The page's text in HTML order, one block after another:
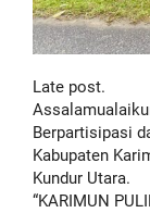
Late post.
Berpartisipasi
Kabupaten
Kundur Utara.
“KARIMUN